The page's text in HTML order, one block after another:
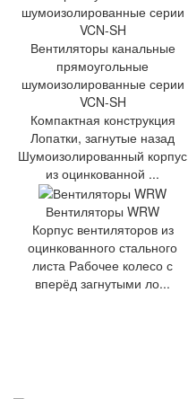
Вентиляторы канальные
прямоугольные
шумоизолированные серии
VCN-SH
Компактная конструкция
Лопатки, загнутые назад
Шумоизолированный корпус
из оцинкованной ...
Вентиляторы WRW
Корпус вентиляторов из
оцинкованного стального
листа Рабочее колесо с
вперёд загнутыми ло...